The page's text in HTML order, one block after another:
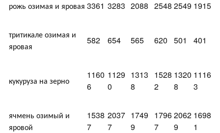
рожь озимая и яровая 3361 3283 2088 2548 2549 1915
тритикале озимая и
яровая
582 654 565 620 501 401
кукуруза на зерно
1160
6
1129
0
1313
8
1528
2
1320
8
1116
3
ячмень озимый и
яровой
1538
7
2037
7
1749
9
1796
7
2062
9
1698
1